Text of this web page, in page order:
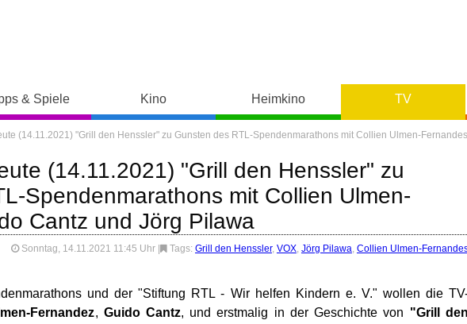
& Spiele Kino Heimkino TV
(14.11.2021) "Grill den Henssler" zu Gunsten des RTL-Spendenmarathons mit Collien Ulmen-
(14.11.2021) "Grill den Henssler" zu
Spendenmarathons mit Collien Ulmen-
Cantz und Jörg Pilawa
Sonntag, 14.11.2021 11:45 Uhr Tags: Grill den Henssler, VOX, Jörg Pilawa, Collien Ulmen-
und der "Stiftung RTL - Wir helfen Kindern e. V." wollen die
Fernandez, Guido Cantz, und erstmalig in der Geschichte von "Grill den